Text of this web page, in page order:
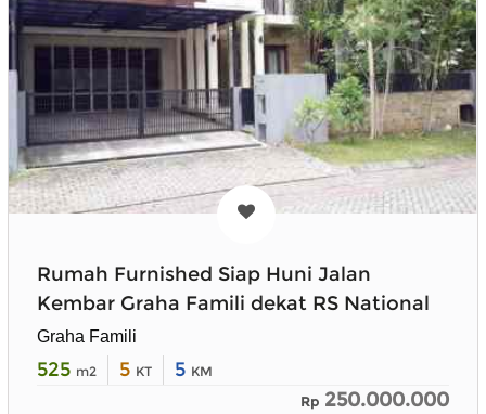
Rumah Furnished Siap Huni Jalan
Kembar Graha Famili dekat RS National
Graha Famili
525 m2 5 KT 5 KM
Rp 250.000.000